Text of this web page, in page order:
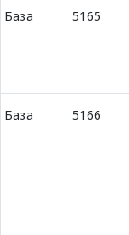
База 5165
База 5166